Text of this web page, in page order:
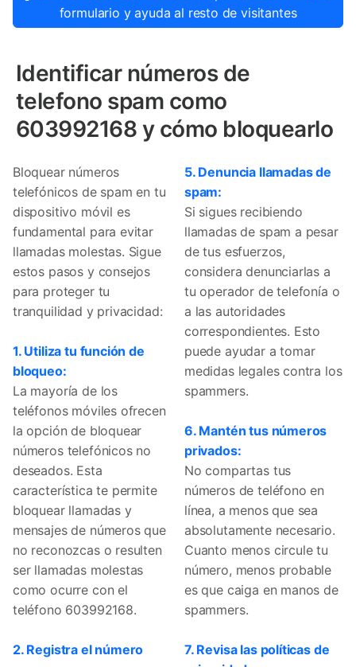
formulario y ayuda al resto de visitantes
Identificar números de
telefono spam como
603992168 y cómo bloquearlo
Bloquear números
telefónicos de spam en tu
dispositivo móvil es
fundamental para evitar
llamadas molestas. Sigue
estos pasos y consejos
para proteger tu
tranquilidad y privacidad:
1. Utiliza tu función de
bloqueo:
La mayoría de los
teléfonos móviles ofrecen
la opción de bloquear
números telefónicos no
deseados. Esta
característica te permite
bloquear llamadas y
mensajes de números que
no reconozcas o resulten
ser llamadas molestas
como ocurre con el
teléfono 603992168.
2. Registra el número
5. Denuncia llamadas de
spam:
Si sigues recibiendo
llamadas de spam a pesar
de tus esfuerzos,
considera denunciarlas a
tu operador de telefonía o
a las autoridades
correspondientes. Esto
puede ayudar a tomar
medidas legales contra los
spammers.
6. Mantén tus números
privados:
No compartas tus
números de teléfono en
línea, a menos que sea
absolutamente necesario.
Cuanto menos circule tu
número, menos probable
es que caiga en manos de
spammers.
7. Revisa las políticas de